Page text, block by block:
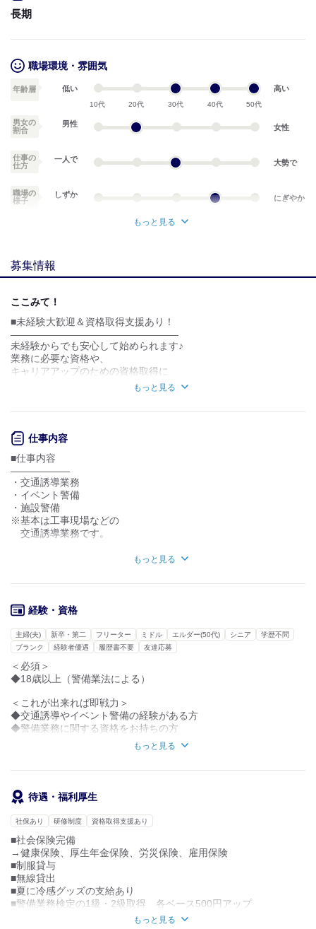
■乗合の場合：現場に応じて算出（距離と対応日数）
■夏季就職祝い：50,000円
●週5勤務の場合
日給9,500円×週5勤務
＝月収例 209,000円
※週払い可能ですので、希望の方はご相談ください♪
試用期間：
長期
職場環境・雰囲気
年齢層 低い
10代 20代 30代 40代 50代
高い
男女の
割合
男性 女性
仕事の
仕方
一人で 大勢で
職場の
様子
しずか にぎやか
個性が生かせる
デスクワーク
お客様との対話が
力仕事が少ない
・履歴書（なくてもOK）
・服装自由（ジャージはNG）
結果は最長2日で電話やメールでお伝えします。
もっと見る
募集情報
ここみて！
■未経験大歓迎＆資格取得支援あり！
―――――――――――――――――
未経験からでも安心して始められます♪
業務に必要な資格や、
キャリアアップのための資格取得に
かかる費用は会社がしっかり補助します。
現場が早く終わっても日給は全額保証！
そのまま帰宅できる日も多く、
プライベートも充実。
基本は直行直帰ですが、車の免許がない方も
乗り合わせで現場に向かえるので安心です◎
■暑さ対策も万全！空調服支給！
―――――――――――――――
空調服は全員に支給！
働きやすい環境づくりに努めています☆
■豊富な仕事量でシフト安定！
――――――――――――――
多数の取引先があり、
年間を通じて仕事量が安定しています。
「稼ぎたいのにシフトに入れない…」という
心配は一切ありません！
ガッツリ入って収入を
もっと見る
仕事内容
■仕事内容
――――――
・交通誘導業務
・イベント警備
・施設警備
※基本は工事現場などの
交通誘導業務です。
交通誘導
現場サブリーダー
|
2級で現場責任者
|
内勤・管理
※資格や経験によって考慮します。
■主な現場エリア
―――――――――
利府、富谷、白石、福島（南相馬）、松島
■人員構成
――――――
・仙台営業所：20名程度
・男女比は8:2
※女性の方も現場で働いています！
もっと見る
経験・資格
主婦(夫) 新卒・第二 フリーター ミドル エルダー(50代) シニア
学歴不問
ブランク
経験者優遇 履歴書不要 友達応募
＜必須＞
◆18歳以上（警備業法による）
＜これが出来れば即戦力＞
◆交通誘導やイベント警備の経験がある方
◆警備業務に関する資格をお持ちの方
◇身体を動かすことが好きな方
もっと見る
待遇・福利厚生
社保あり 研修制度 資格取得支援あり
■社会保険完備
→健康保険、厚生年金保険、労災保険、雇用保険
■制服貸与
■無線貸出
■夏に冷感グッズの支給あり
■警備業務検定の1級・2級取得 各ベース500円アップ
もっと見る